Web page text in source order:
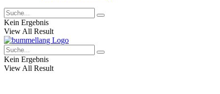
Kein Ergebnis
View All Result
Kein Ergebnis
View All Result